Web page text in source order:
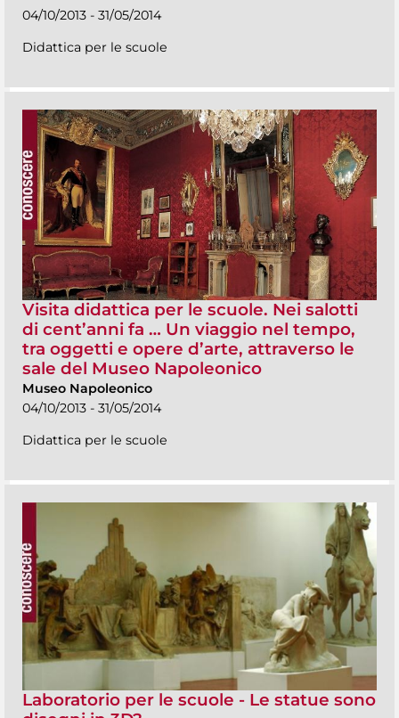
04/10/2013 - 31/05/2014
Didattica per le scuole
Visita didattica per le scuole. Nei salotti
di cent’anni fa … Un viaggio nel tempo,
tra oggetti e opere d’arte, attraverso le
sale del Museo Napoleonico
Museo Napoleonico
04/10/2013 - 31/05/2014
Didattica per le scuole
Laboratorio per le scuole - Le statue sono